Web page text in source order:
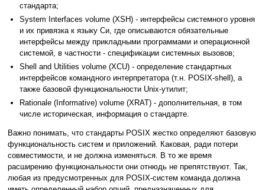
стандарта;
System Interfaces volume (XSH) - интерфейсы системного уровня
и их привязка к языку Си, где описываются обязательные
интерфейсы между прикладными программами и операционной
системой, в частности - спецификации системных вызовов;
Shell and Utilities volume (XCU) - определение стандартных
интерфейсов командного интерпретатора (т.н. POSIX-shell), а
также базовой функциональности Unix-утилит;
Rationale (Informative) volume (XRAT) - дополнительная, в том
числе историческая, информация о стандарте.
Важно понимать, что стандарты POSIX жестко определяют базовую
функциональность систем и приложений. Каковая, ради потери
совместимости, и не должна изменяться. В то же время
расширению функциональности они отнюдь не препятствуют. Так,
любая из предусмотренных для POSIX-систем команда должна